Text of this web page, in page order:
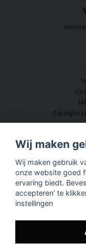
Zakelijke
Wij maken
Wij maken gebruik
onze website goed
ervaring biedt.
accepteren’ te
instellingen